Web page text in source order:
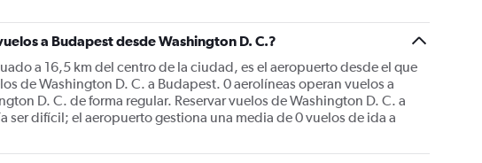
Y
axis
values.
Range:
0
to
a Budapest desde Washington D. C.?
a 16,5 km del centro de la ciudad, es el aeropuerto desde el que
de Washington D. C. a Budapest. 0 aerolíneas operan vuelos a
D. C. de forma regular. Reservar vuelos de Washington D. C. a
ser difícil; el aeropuerto gestiona una media de 0 vuelos de ida a